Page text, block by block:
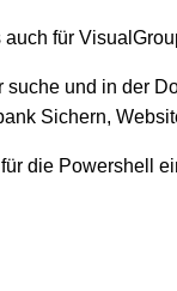
auch für
suche und in der
Sichern,
die Powershell